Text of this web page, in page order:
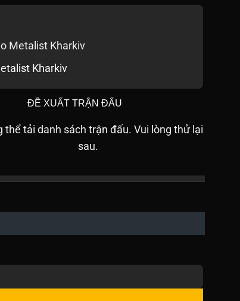
Kharkiv
ĐỀ XUẤT TRẬN ĐẤU
thể tải danh sách trận đấu. Vui lòng thử lại
sau.